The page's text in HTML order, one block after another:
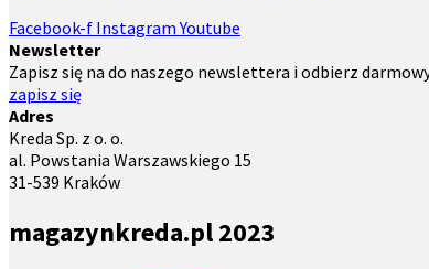
Facebook-f Instagram Youtube
Newsletter
Zapisz się na do naszego newslettera i odbierz
zapisz się
Adres
Kreda Sp. z o. o.
al. Powstania Warszawskiego 15
31-539 Kraków
magazynkreda.pl 2023